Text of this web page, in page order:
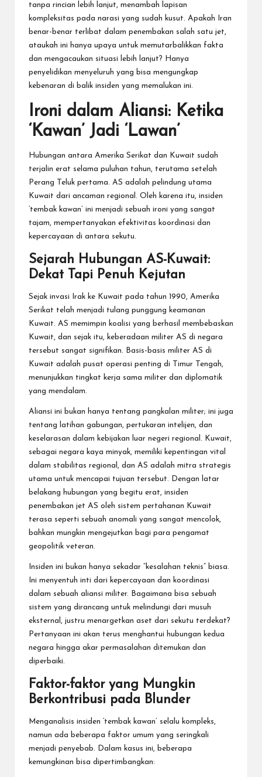
tanpa rincian lebih lanjut, menambah lapisan
kompleksitas pada narasi yang sudah kusut. Apakah Iran
benar-benar terlibat dalam penembakan salah satu jet,
ataukah ini hanya upaya untuk memutarbalikkan fakta
dan mengacaukan situasi lebih lanjut? Hanya
penyelidikan menyeluruh yang bisa mengungkap
kebenaran di balik insiden yang memalukan ini.
Ironi dalam Aliansi: Ketika
‘Kawan’ Jadi ‘Lawan’
Hubungan antara Amerika Serikat dan Kuwait sudah
terjalin erat selama puluhan tahun, terutama setelah
Perang Teluk pertama. AS adalah pelindung utama
Kuwait dari ancaman regional. Oleh karena itu, insiden
‘tembak kawan’ ini menjadi sebuah ironi yang sangat
tajam, mempertanyakan efektivitas koordinasi dan
kepercayaan di antara sekutu.
Sejarah Hubungan AS-Kuwait:
Dekat Tapi Penuh Kejutan
Sejak invasi Irak ke Kuwait pada tahun 1990, Amerika
Serikat telah menjadi tulang punggung keamanan
Kuwait. AS memimpin koalisi yang berhasil membebaskan
Kuwait, dan sejak itu, keberadaan militer AS di negara
tersebut sangat signifikan. Basis-basis militer AS di
Kuwait adalah pusat operasi penting di Timur Tengah,
menunjukkan tingkat kerja sama militer dan diplomatik
yang mendalam.
Aliansi ini bukan hanya tentang pangkalan militer; ini juga
tentang latihan gabungan, pertukaran intelijen, dan
keselarasan dalam kebijakan luar negeri regional. Kuwait,
sebagai negara kaya minyak, memiliki kepentingan vital
dalam stabilitas regional, dan AS adalah mitra strategis
utama untuk mencapai tujuan tersebut. Dengan latar
belakang hubungan yang begitu erat, insiden
penembakan jet AS oleh sistem pertahanan Kuwait
terasa seperti sebuah anomali yang sangat mencolok,
bahkan mungkin mengejutkan bagi para pengamat
geopolitik veteran.
Insiden ini bukan hanya sekadar “kesalahan teknis” biasa.
Ini menyentuh inti dari kepercayaan dan koordinasi
dalam sebuah aliansi militer. Bagaimana bisa sebuah
sistem yang dirancang untuk melindungi dari musuh
eksternal, justru menargetkan aset dari sekutu terdekat?
Pertanyaan ini akan terus menghantui hubungan kedua
negara hingga akar permasalahan ditemukan dan
diperbaiki.
Faktor-faktor yang Mungkin
Berkontribusi pada Blunder
Menganalisis insiden ‘tembak kawan’ selalu kompleks,
namun ada beberapa faktor umum yang seringkali
menjadi penyebab. Dalam kasus ini, beberapa
kemungkinan bisa dipertimbangkan: